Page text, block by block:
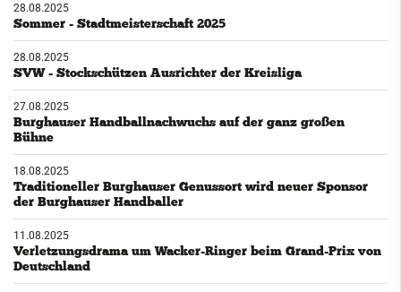
28.08.2025
Sommer - Stadtmeisterschaft 2025
28.08.2025
SVW - Stockschützen Ausrichter der Kreisliga
27.08.2025
Burghauser Handballnachwuchs auf der ganz großen
Bühne
18.08.2025
Traditioneller Burghauser Genussort wird neuer Sponsor
der Burghauser Handballer
11.08.2025
Verletzungsdrama um Wacker-Ringer beim Grand-Prix von
Deutschland